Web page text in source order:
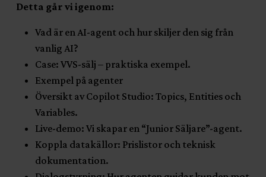
Detta går vi igenom:
Vad är en AI-agent och hur skiljer den sig från
vanlig AI?
Case: VVS-sälj – praktiska exempel.
Exempel på agenter
Översikt av Copilot Studio: Topics, Entities och
Variables.
Live-demo: Vi skapar en “Junior Säljare”-agent.
Koppla datakällor: Prislistor och teknisk
dokumentation.